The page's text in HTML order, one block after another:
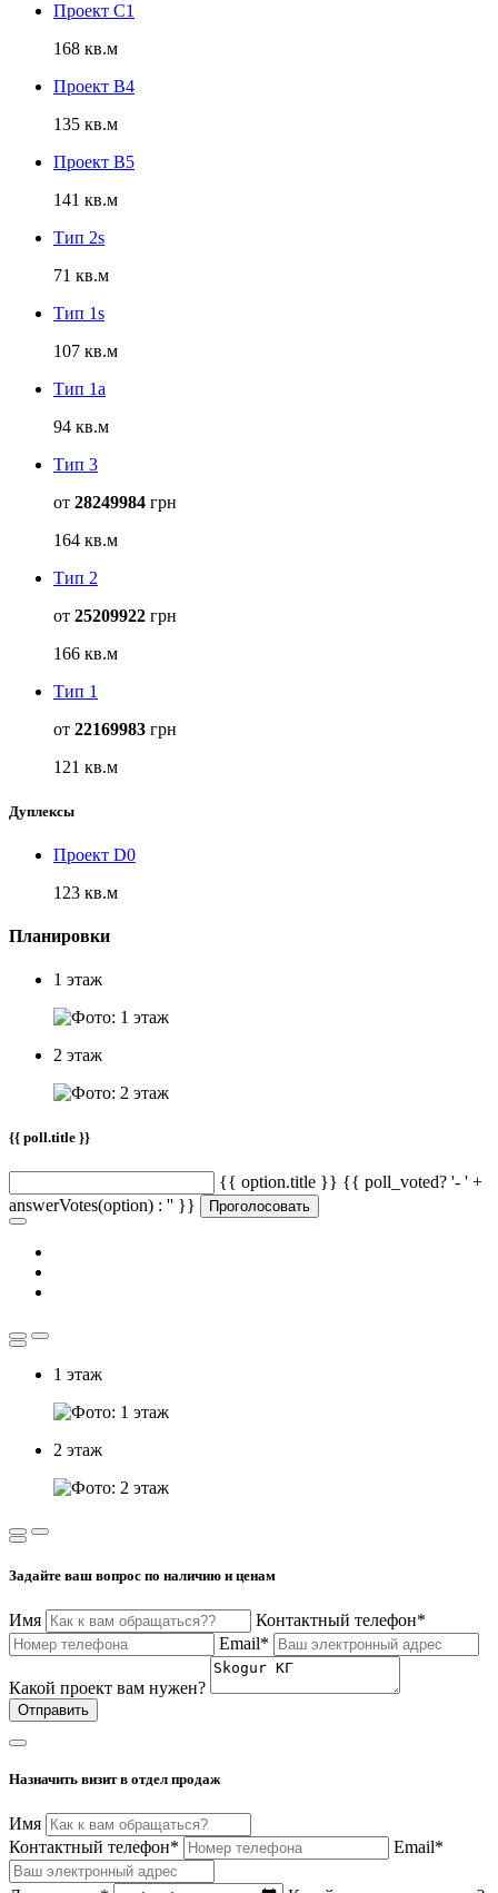
Проект C1
168 кв.м
Проект B4
135 кв.м
Проект B5
141 кв.м
Тип 2s
71 кв.м
Тип 1s
107 кв.м
Тип 1a
94 кв.м
Тип 3
от 28249984 грн
164 кв.м
Тип 2
от 25209922 грн
166 кв.м
Тип 1
от 22169983 грн
121 кв.м
Дуплексы
Проект D0
123 кв.м
Планировки
1 этаж
2 этаж
{{ poll.title }}
{{ option.title }} {{ poll_voted? '- ' +
answerVotes(option) : '' }}
Проголосовать
1 этаж
2 этаж
Задайте ваш вопрос по наличию и ценам
Имя
Контактный телефон*
Email*
Какой проект вам нужен?
Отправить
Назначить визит в отдел продаж
Имя
Контактный телефон*
Email*